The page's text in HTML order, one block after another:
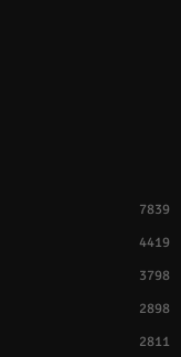
7839
4419
3798
2898
2811